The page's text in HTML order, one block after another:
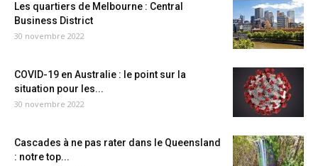
Les quartiers de Melbourne : Central
Business District
30 novembre 2022
COVID-19 en Australie : le point sur la
situation pour les...
30 novembre 2022
Cascades à ne pas rater dans le Queensland
: notre top...